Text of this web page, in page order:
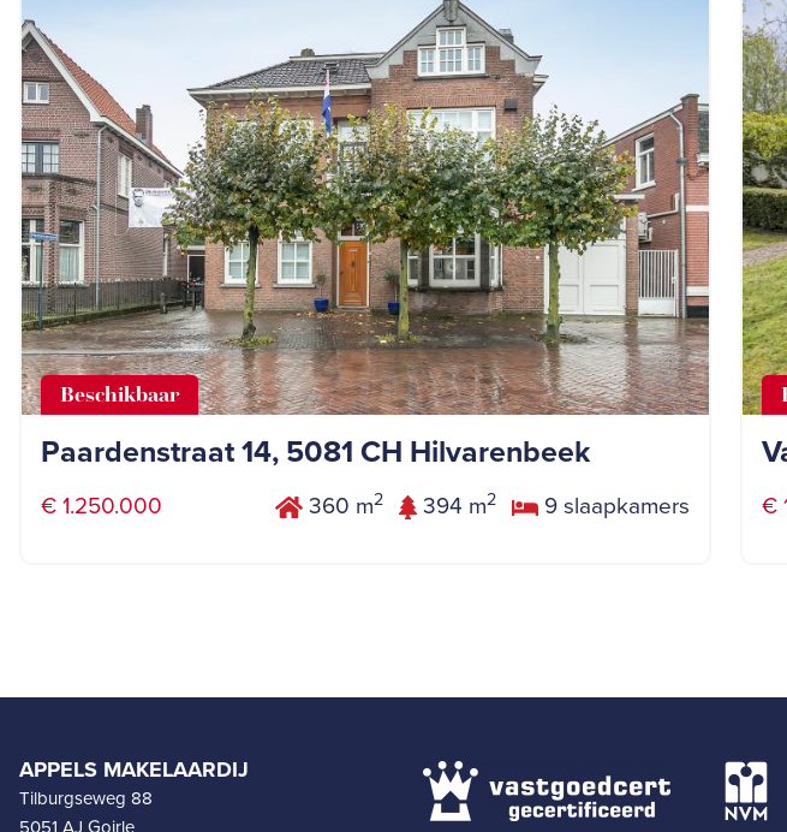
Beschikbaar
Paardenstraat 14, 5081 CH Hilvarenbeek
€ 1.250.000 360 m2 394 m2 9 slaapkamers €
APPELS MAKELAARDIJ
Tilburgseweg 88
5051 AJ Goirle